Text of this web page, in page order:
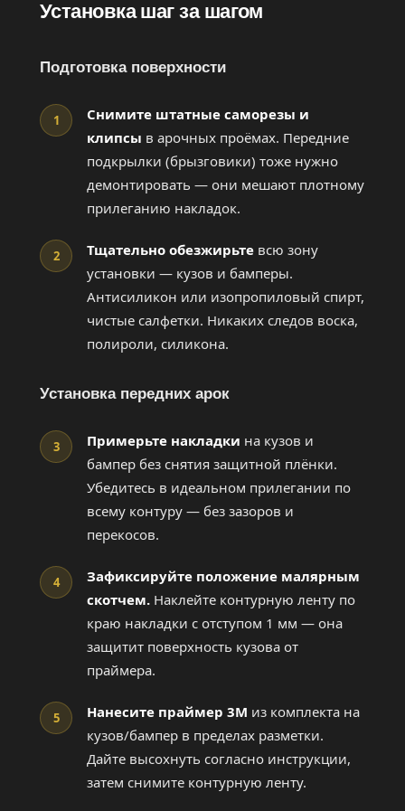
Установка шаг за шагом
Подготовка поверхности
1
Снимите штатные саморезы и
клипсы в арочных проёмах. Передние
подкрылки (брызговики) тоже нужно
демонтировать — они мешают плотному
прилеганию накладок.
2 Тщательно обезжирьте всю зону
установки — кузов и бамперы.
Антисиликон или изопропиловый спирт,
чистые салфетки. Никаких следов воска,
полироли, силикона.
Установка передних арок
3 Примерьте накладки на кузов и
бампер без снятия защитной плёнки.
Убедитесь в идеальном прилегании по
всему контуру — без зазоров и
перекосов.
4
Зафиксируйте положение малярным
скотчем. Наклейте контурную ленту по
краю накладки с отступом 1 мм — она
защитит поверхность кузова от
праймера.
5 Нанесите праймер 3M из комплекта на
кузов/бампер в пределах разметки.
Дайте высохнуть согласно инструкции,
затем снимите контурную ленту.